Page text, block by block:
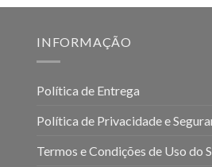
INFORMAÇÃO
Política de Entrega
Política de Privacidade e
Termos e Condições de Uso do